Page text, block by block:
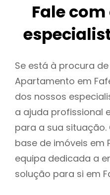
Fale
Se está à procura
Apartamento em
dos nossos
a ajuda profissional
para a sua
base de imóveis em
equipa dedicada a
solução para si em